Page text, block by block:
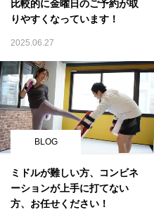
比較的に金曜日のご予約が取
りやすくなっています！
2025.06.27
BLOG
ミドルが難しい方、コンビネ
ーションが上手に打てない
方、お任せください！